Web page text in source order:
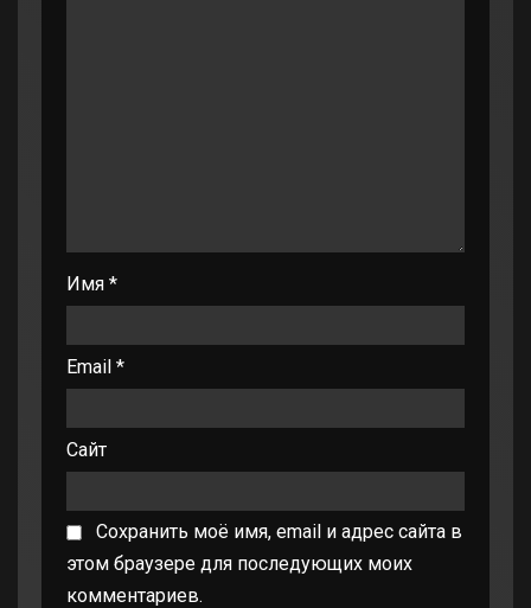
Имя *
Email *
Сайт
Сохранить моё имя, email и адрес сайта в
этом браузере для последующих моих
комментариев.